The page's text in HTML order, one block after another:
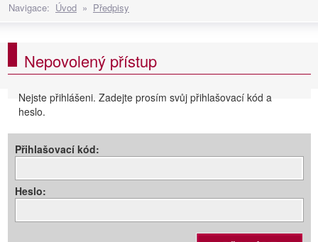
Navigace: Úvod » Předpisy
Nepovolený přístup
Nejste přihlášeni. Zadejte prosím svůj přihlašovací kód a
heslo.
Přihlašovací kód:
Heslo: